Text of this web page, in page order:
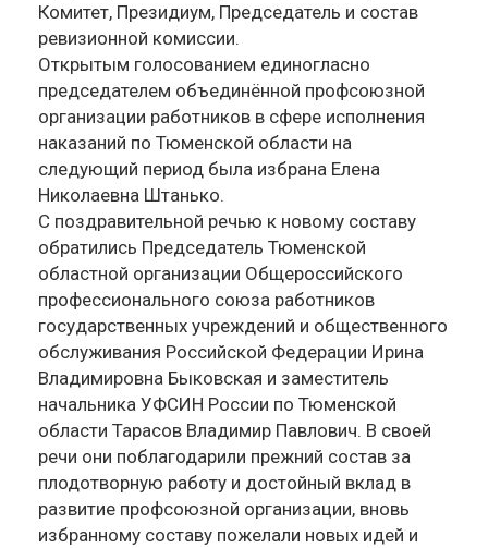
Комитет, Президиум, Председатель и состав
ревизионной комиссии.
Открытым голосованием единогласно
председателем объединённой профсоюзной
организации работников в сфере исполнения
наказаний по Тюменской области на
следующий период была избрана Елена
Николаевна Штанько.
С поздравительной речью к новому составу
обратились Председатель Тюменской
областной организации Общероссийского
профессионального союза работников
государственных учреждений и общественного
обслуживания Российской Федерации Ирина
Владимировна Быковская и заместитель
начальника УФСИН России по Тюменской
области Тарасов Владимир Павлович. В своей
речи они поблагодарили прежний состав за
плодотворную работу и достойный вклад в
развитие профсоюзной организации, вновь
избранному составу пожелали новых идей и